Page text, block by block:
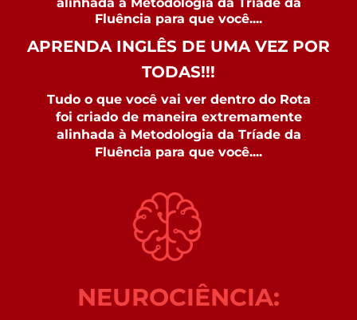
Fluência para que você....
APRENDA INGLÊS DE UMA VEZ POR
TODAS!!!
Tudo o que você vai ver dentro do Rota
foi criado de maneira extremamente
alinhada à Metodologia da Tríade da
Fluência para que você....
NEUROCIÊNCIA: